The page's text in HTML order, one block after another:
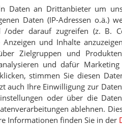
Daten an Drittanbieter um
Daten (IP-Adressen o.ä.)
/oder darauf zugreifen (z. B.
Anzeigen und Inhalte
Zielgruppen und
und dafür
stimmen Sie diesen
auch Ihre Einwilligung zur
oder über die
ablehnen.
Informationen finden Sie in der
Erste Therapie gegen Fettleber-
Hepatitis: Heilung durch Phagen
DR. DANIEL MERK (ETH ZÜRICH/
Hepatitis ist der neue Diabetes”
Fettleber entdeckt